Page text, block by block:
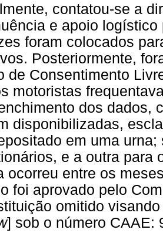
contatou-se a
e apoio
foram colocados
Posteriormente,
de Consentimento
motoristas
dos dados,
disponibilizadas,
em uma
e a outra para
ocorreu entre os
foi aprovado pelo
omitido
] sob o número CAAE: